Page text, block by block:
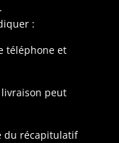
:
téléphone et
peut
du récapitulatif